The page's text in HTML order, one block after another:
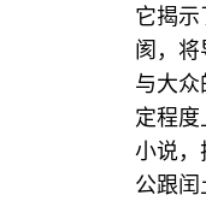
它揭
阂，将
与大众
定程
小说，
公跟